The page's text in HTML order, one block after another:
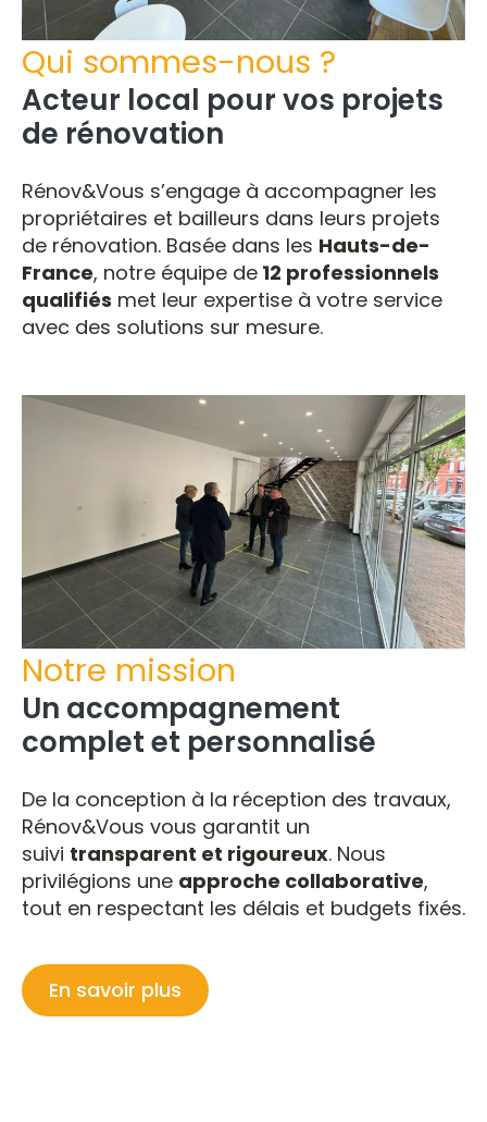
Qui sommes-nous ?
Acteur local pour vos projets
de rénovation
Rénov&Vous s’engage à accompagner les
propriétaires et bailleurs dans leurs projets
de rénovation. Basée dans les Hauts-de-
France, notre équipe de 12 professionnels
qualifiés met leur expertise à votre service
avec des solutions sur mesure.
Notre mission
Un accompagnement
complet et personnalisé
De la conception à la réception des travaux,
Rénov&Vous vous garantit un
suivi transparent et rigoureux. Nous
privilégions une approche collaborative,
tout en respectant les délais et budgets fixés.
En savoir plus